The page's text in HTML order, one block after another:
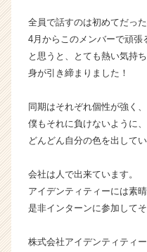
ャ
ー・
成
長
か
ら
ス
ウ
ト
届
就
全員で話すのは初めてだった
4月からこのメンバーで頑張
と思うと、とても熱い気持
身が引き締まりました！
同期はそれぞれ個性が強く、
僕もそれに負けないように、
どんどん自分の色を出して
会社は人で出来ています。
アイデンティティーには素
是非インターンに参加して
株式会社アイデンティティ